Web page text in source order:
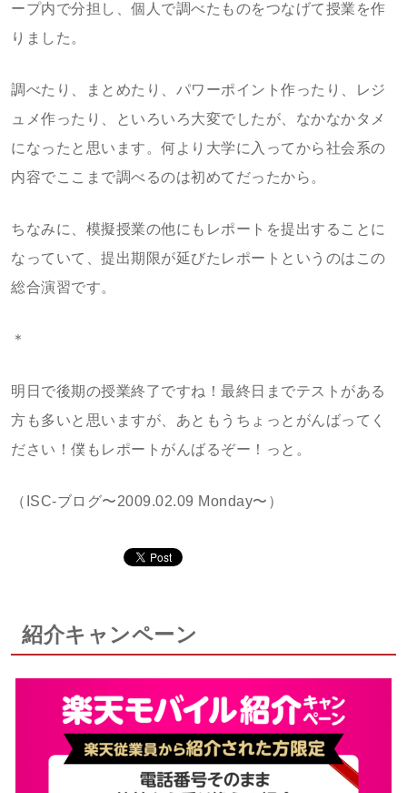
ープ内で分担し、個人で調べたものをつなげて授業を作
りました。
調べたり、まとめたり、パワーポイント作ったり、レジ
ュメ作ったり、といろいろ大変でしたが、なかなかタメ
になったと思います。何より大学に入ってから社会系の
内容でここまで調べるのは初めてだったから。
ちなみに、模擬授業の他にもレポートを提出することに
なっていて、提出期限が延びたレポートというのはこの
総合演習です。
＊
明日で後期の授業終了ですね！最終日までテストがある
方も多いと思いますが、あともうちょっとがんばってく
ださい！僕もレポートがんばるぞー！っと。
（ISC-ブログ〜2009.02.09 Monday〜）
紹介キャンペーン